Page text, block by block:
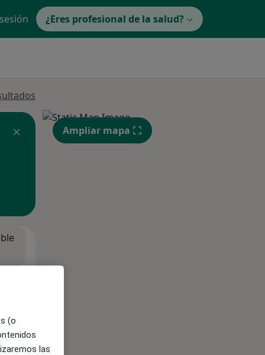
¿Eres profesional de la salud?
Ampliar mapa
(o
las